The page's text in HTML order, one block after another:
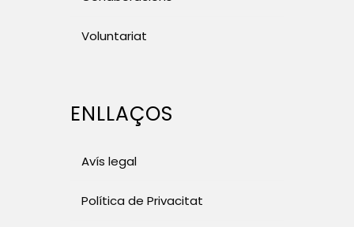
Voluntariat
ENLLAÇOS
Avís legal
Política de Privacitat